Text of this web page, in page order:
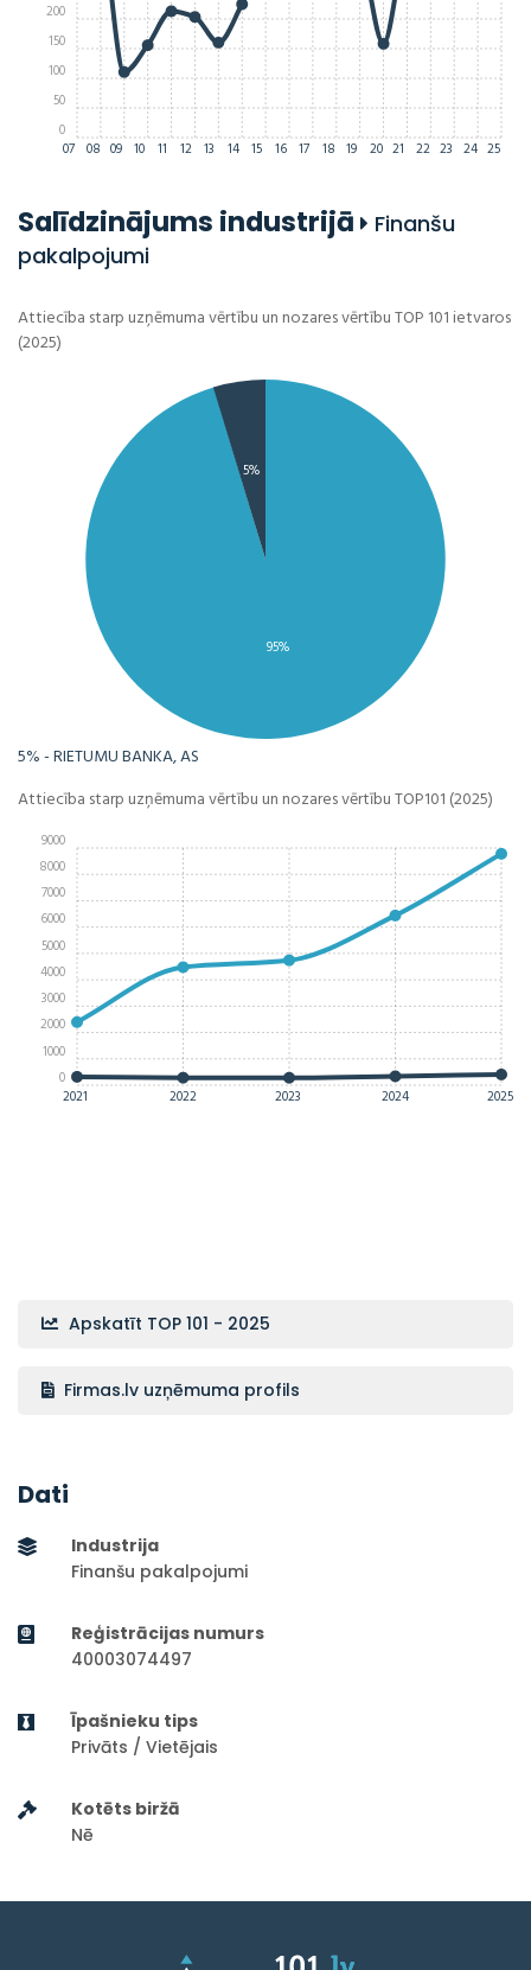
07 08 09 10 11 12 13 14 15 16 17 18 19 20 21 22 23 24 25
0
50
100
150
200
Salīdzinājums industrijā
Finanšu
pakalpojumi
Attiecība starp uzņēmuma vērtību un nozares vērtību TOP 101 ietvaros
(2025)
95%
5%
5% - RIETUMU BANKA, AS
Attiecība starp uzņēmuma vērtību un nozares vērtību TOP101 (2025)
2021 2022 2023 2024 2025
0
1000
2000
3000
4000
5000
6000
7000
8000
9000
Apskatīt TOP 101 - 2025
Firmas.lv uzņēmuma profils
Dati
Industrija
Finanšu pakalpojumi
Reģistrācijas numurs
40003074497
Īpašnieku tips
Privāts / Vietējais
Kotēts biržā
Nē